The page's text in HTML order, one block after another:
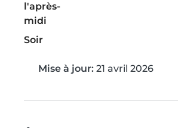
l'après-
midi
Soir
Mise à jour: 21 avril 2026